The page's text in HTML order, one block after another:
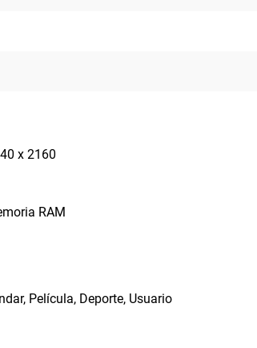
x 2160
RAM
Película, Deporte, Usuario